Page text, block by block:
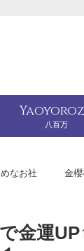
八百万
多めなお社 金櫻
金運